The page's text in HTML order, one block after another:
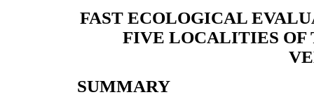
FAST ECOLOGICAL
FIVE LOCALITIES OF
SUMMARY